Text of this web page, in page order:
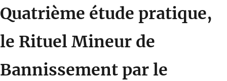
Quatrième étude pratique,
le Rituel Mineur de
Bannissement par le